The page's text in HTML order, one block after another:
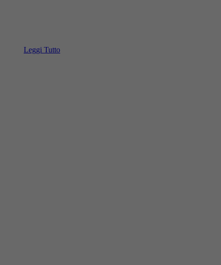
Leggi Tutto